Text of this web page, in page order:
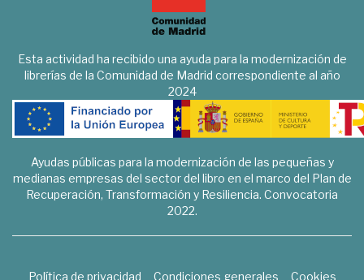
Esta actividad ha recibido una ayuda para la modernización de
librerías de la Comunidad de Madrid correspondiente al año
2024
Ayudas públicas para la modernización de las pequeñas y
medianas empresas del sector del libro en el marco del Plan de
Recuperación, Transformación y Resiliencia. Convocatoria
2022.
Política de privacidad Condiciones generales
Cookies